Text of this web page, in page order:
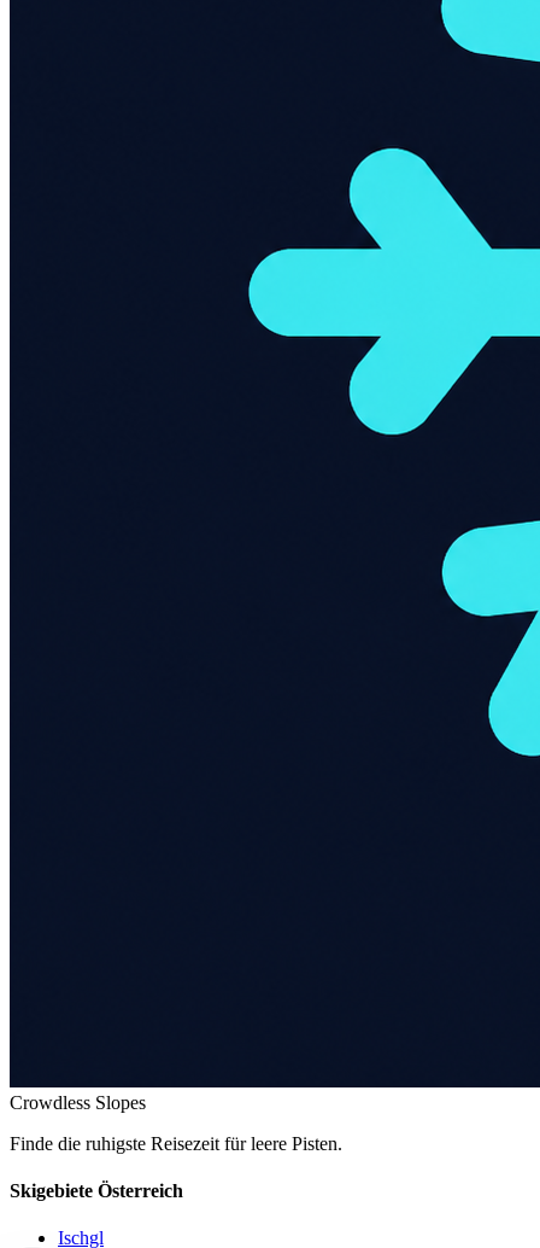
Crowdless Slopes
Finde die ruhigste Reisezeit für leere Pisten.
Skigebiete Österreich
Ischgl